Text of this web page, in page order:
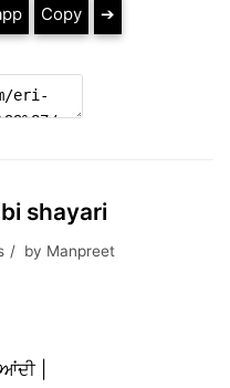
Copy ➔
shayari
by Manpreet
|